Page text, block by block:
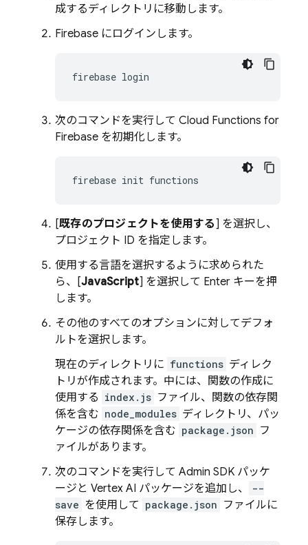
成するディレクトリに移動します。
Firebase にログインします。
firebase
次のコマンドを実行して Cloud Functions for
Firebase を初期化します。
firebase init
[既存のプロジェクトを使用する ] を選択し、
プロジェクト ID を指定します。
使用する言語を選択するように求められた
ら、[JavaScript] を選択して Enter キーを押
します。
その他のすべてのオプションに対してデフォ
ルトを選択します。
現在のディレクトリに functions ディレク
トリが作成されます。中には、関数の作成に
使用する index.js ファイル、関数の依存関
係を含む node_modules ディレクトリ、パッ
ケージの依存関係を含む package.json フ
ァイルがあります。
次のコマンドを実行して Admin SDK パッケ
ージと Vertex AI パッケージを追加し、
--
save を使用して package.json ファイルに
保存します。